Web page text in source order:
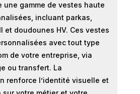
une gamme de vestes haute
incluant parkas,
et doudounes HV. Ces vestes
avec tout type
de votre entreprise, via
ou transfert. La
renforce l’identité visuelle et